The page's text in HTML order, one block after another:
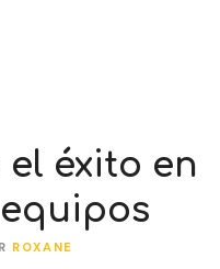
éxito en
ROXANE